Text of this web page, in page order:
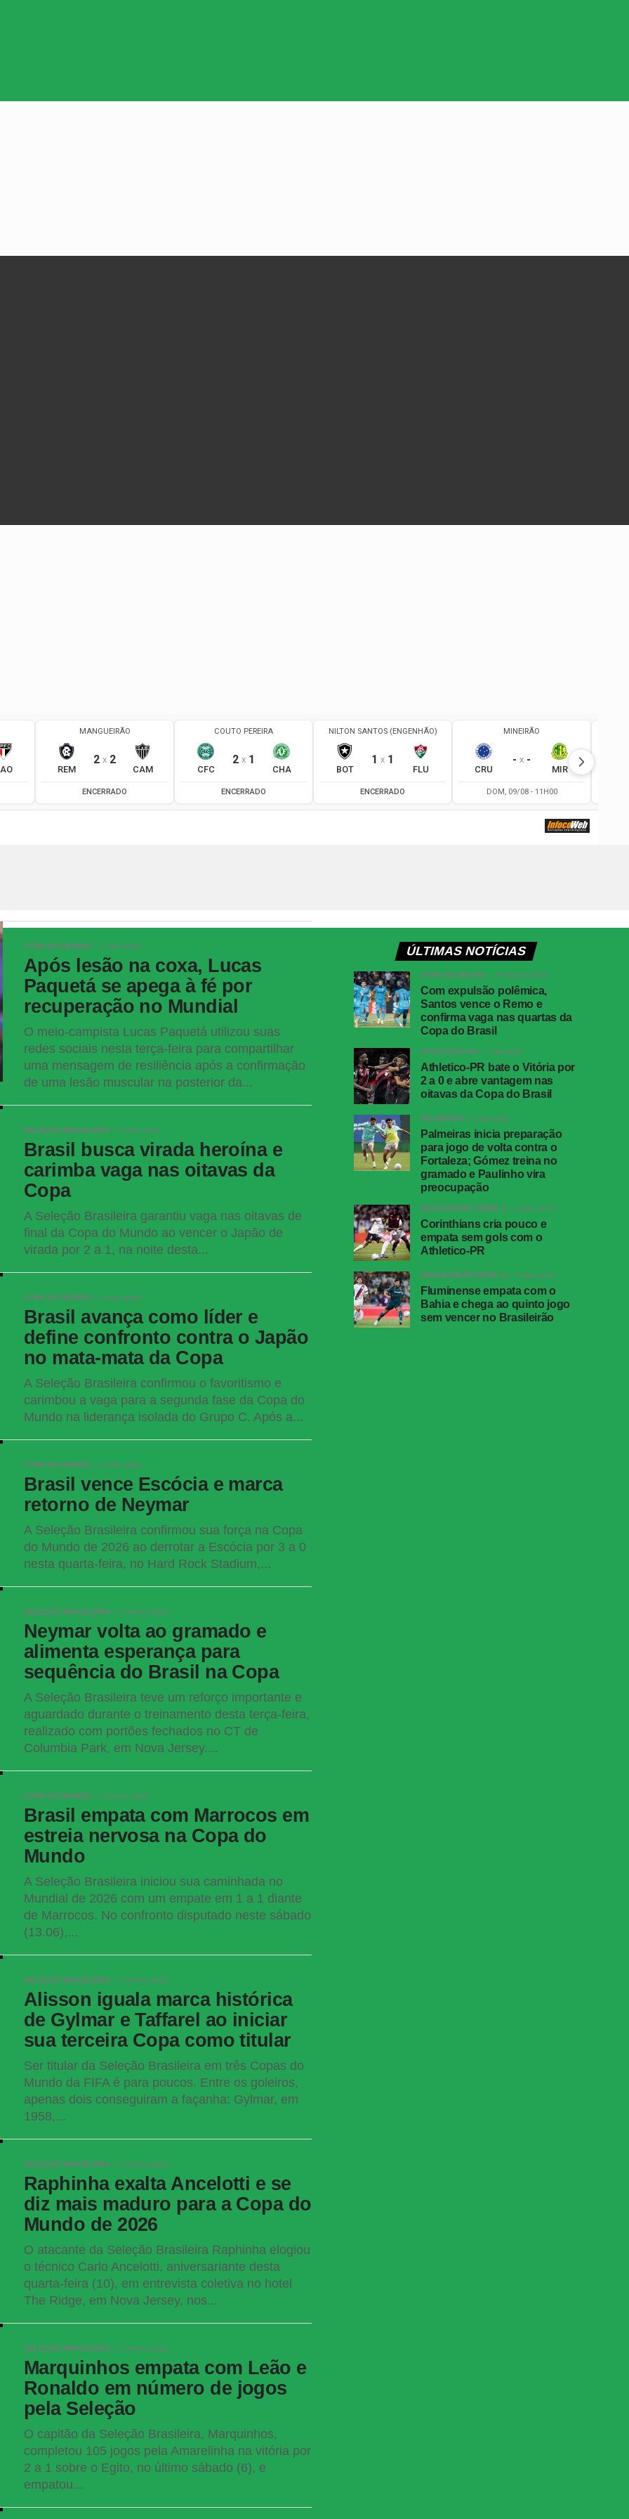
COPA DO MUNDO 1 mês atrás
Após lesão na coxa, Lucas
Paquetá se apega à fé por
recuperação no Mundial
O meio-campista Lucas Paquetá utilizou suas
redes sociais nesta terça-feira para compartilhar
uma mensagem de resiliência após a confirmação
de uma lesão muscular na posterior da...
SELEÇÃO BRASILEIRA 1 mês atrás
Brasil busca virada heroína e
carimba vaga nas oitavas da
Copa
A Seleção Brasileira garantiu vaga nas oitavas de
final da Copa do Mundo ao vencer o Japão de
virada por 2 a 1, na noite desta...
COPA DO MUNDO 1 mês atrás
Brasil avança como líder e
define confronto contra o Japão
no mata-mata da Copa
A Seleção Brasileira confirmou o favoritismo e
carimbou a vaga para a segunda fase da Copa do
Mundo na liderança isolada do Grupo C. Após a...
COPA DO MUNDO 1 mês atrás
Brasil vence Escócia e marca
retorno de Neymar
A Seleção Brasileira confirmou sua força na Copa
do Mundo de 2026 ao derrotar a Escócia por 3 a 0
nesta quarta-feira, no Hard Rock Stadium,...
SELEÇÃO BRASILEIRA 2 meses atrás
Neymar volta ao gramado e
alimenta esperança para
sequência do Brasil na Copa
A Seleção Brasileira teve um reforço importante e
aguardado durante o treinamento desta terça-feira,
realizado com portões fechados no CT de
Columbia Park, em Nova Jersey....
COPA DO MUNDO 2 meses atrás
Brasil empata com Marrocos em
estreia nervosa na Copa do
Mundo
A Seleção Brasileira iniciou sua caminhada no
Mundial de 2026 com um empate em 1 a 1 diante
de Marrocos. No confronto disputado neste sábado
(13.06),...
SELEÇÃO BRASILEIRA 2 meses atrás
Alisson iguala marca histórica
de Gylmar e Taffarel ao iniciar
sua terceira Copa como titular
Ser titular da Seleção Brasileira em três Copas do
Mundo da FIFA é para poucos. Entre os goleiros,
apenas dois conseguiram a façanha: Gylmar, em
1958,...
SELEÇÃO BRASILEIRA 2 meses atrás
Raphinha exalta Ancelotti e se
diz mais maduro para a Copa do
Mundo de 2026
O atacante da Seleção Brasileira Raphinha elogiou
o técnico Carlo Ancelotti, aniversariante desta
quarta-feira (10), em entrevista coletiva no hotel
The Ridge, em Nova Jersey, nos...
SELEÇÃO BRASILEIRA 2 meses atrás
Marquinhos empata com Leão e
Ronaldo em número de jogos
pela Seleção
O capitão da Seleção Brasileira, Marquinhos,
completou 105 jogos pela Amarelinha na vitória por
2 a 1 sobre o Egito, no último sábado (6), e
empatou...
ÚLTIMAS NOTÍCIAS
COPA DO BRASIL 8 minutos atrás
Com expulsão polêmica,
Santos vence o Remo e
confirma vaga nas quartas da
Copa do Brasil
ATHLETICO-PR 1 dia atrás
Athletico-PR bate o Vitória por
2 a 0 e abre vantagem nas
oitavas da Copa do Brasil
PALMEIRAS 1 dia atrás
Palmeiras inicia preparação
para jogo de volta contra o
Fortaleza; Gómez treina no
gramado e Paulinho vira
preocupação
BRASILEIRÃO SÉRIE A 5 dias atrás
Corinthians cria pouco e
empata sem gols com o
Athletico-PR
BRASILEIRÃO SÉRIE A 6 dias atrás
Fluminense empata com o
Bahia e chega ao quinto jogo
sem vencer no Brasileirão